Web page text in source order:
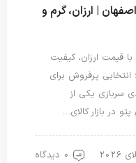
| ارزان، گرم و
قیمت ارزان، کیفیت
پرفروش برای
سربازی یکی از
در بازار کالای…
0 دیدگاه